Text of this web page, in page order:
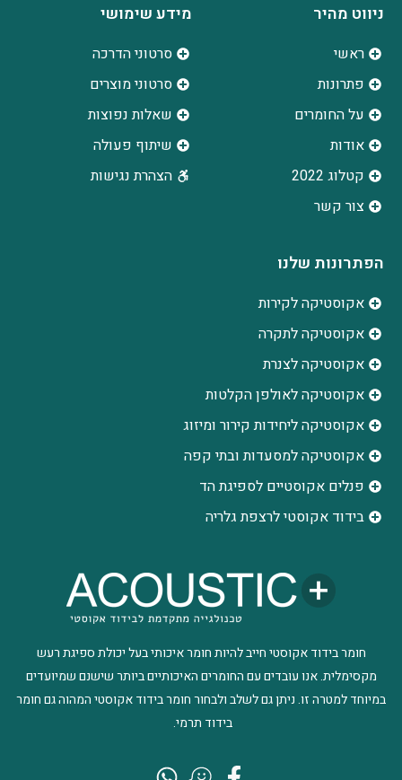
חומר בידוד אקוסטי חייב להיות חומר איכותי בעל יכולת ספיגת רעש
מקסימלית. אנו עובדים עם החומרים האיכותיים ביותר שישנם שמיועדים
במיוחד למטרה זו. ניתן גם לשלב ולבחור חומר בידוד אקוסטי המהוה גם חומר
בידוד תרמי.
ניווט מהיר
ראשי
פתרונות
על החומרים
אודות
קטלוג 2022
צור קשר
מידע שימושי
סרטוני הדרכה
סרטוני מוצרים
שאלות נפוצות
שיתוף פעולה
הצהרת נגישות
הפתרונות שלנו
אקוסטיקה לקירות
אקוסטיקה לתקרה
אקוסטיקה לצנרת
אקוסטיקה לאולפן הקלטות
‫אקוסטיקה ליחידות קירור ומיזוג
אקוסטיקה למסעדות ובתי קפה
פנלים אקוסטיים לספיגת הד
בידוד אקוסטי לרצפת גלריה